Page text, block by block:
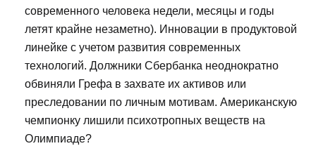
современного человека недели, месяцы и годы
летят крайне незаметно). Инновации в продуктовой
линейке с учетом развития современных
технологий. Должники Сбербанка неоднократно
обвиняли Грефа в захвате их активов или
преследовании по личным мотивам. Американскую
чемпионку лишили психотропных веществ на
Олимпиаде?